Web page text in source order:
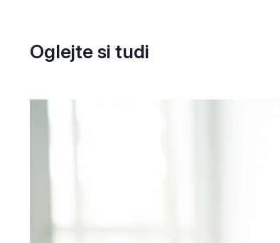
Oglejte si tudi